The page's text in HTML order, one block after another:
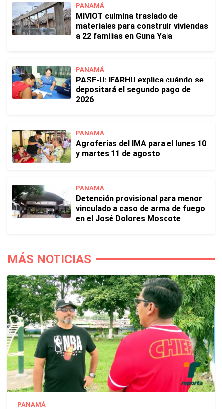
PANAMÁ
MIVIOT culmina traslado de
materiales para construir viviendas
a 22 familias en Guna Yala
PANAMÁ
PASE-U: IFARHU explica cuándo se
depositará el segundo pago de
2026
PANAMÁ
Agroferias del IMA para el lunes 10
y martes 11 de agosto
PANAMÁ
Detención provisional para menor
vinculado a caso de arma de fuego
en el José Dolores Moscote
MÁS NOTICIAS
PANAMÁ